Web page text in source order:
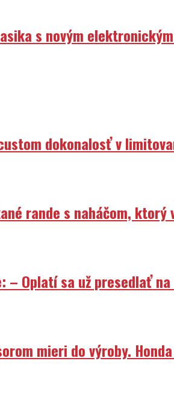
s novým
dokonalosť v
rande s naháčom,
e: – Oplatí sa už presedlať
mieri do výroby.